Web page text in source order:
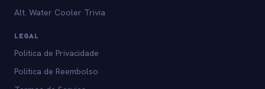
Alt. Water Cooler Trivia
LEGAL
Politica de Privacidade
Politica de Reembolso